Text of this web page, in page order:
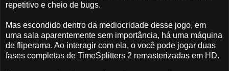
repetitivo e cheio de bugs.
Mas escondido dentro da mediocridade desse jogo, em
uma sala aparentemente sem importância, há uma máquina
de fliperama. Ao interagir com ela, o você pode jogar duas
fases completas de TimeSplitters 2 remasterizadas em HD.